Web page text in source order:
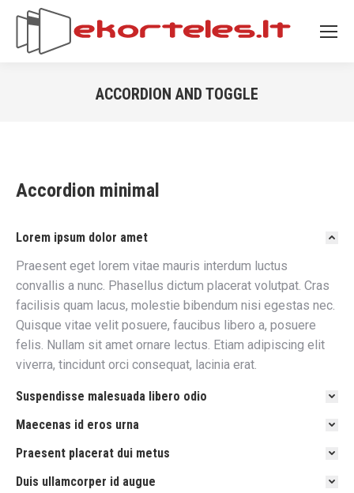
ACCORDION AND TOGGLE
Accordion minimal
Lorem ipsum dolor amet
Praesent eget lorem vitae mauris interdum luctus
convallis a nunc. Phasellus dictum placerat volutpat. Cras
facilisis quam lacus, molestie bibendum nisi egestas nec.
Quisque vitae velit posuere, faucibus libero a, posuere
felis. Nullam sit amet ornare lectus. Etiam adipiscing elit
viverra, tincidunt orci consequat, lacinia erat.
Suspendisse malesuada libero odio
Maecenas id eros urna
Praesent placerat dui metus
Duis ullamcorper id augue